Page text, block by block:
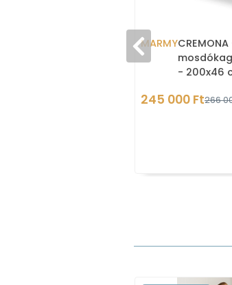
MARMY
- 200x46
245 000 Ft266